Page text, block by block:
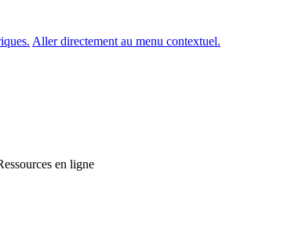
Aller directement au menu contextuel.
en ligne